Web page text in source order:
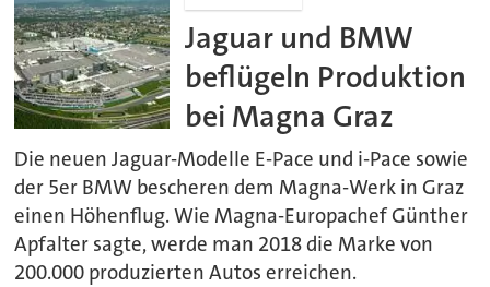
Jaguar und BMW
beflügeln Produktion
bei Magna Graz
Die neuen Jaguar-Modelle E-Pace und i-Pace sowie
der 5er BMW bescheren dem Magna-Werk in Graz
einen Höhenflug. Wie Magna-Europachef Günther
Apfalter sagte, werde man 2018 die Marke von
200.000 produzierten Autos erreichen.